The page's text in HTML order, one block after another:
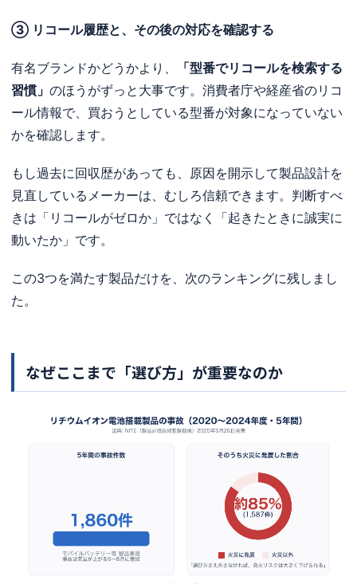
③ リコール履歴と、その後の対応を確認する
有名ブランドかどうかより、
「型番でリコールを検索する
習慣」 のほうがずっと大事です。消費者庁や経産省のリコ
ール情報で、買おうとしている型番が対象になっていない
かを確認します。
もし過去に回収歴があっても、原因を開示して製品設計を
見直しているメーカーは、むしろ信頼できます。判断すべ
きは「リコールがゼロか」ではなく「起きたときに誠実に
動いたか」です。
この3つを満たす製品だけを、次のランキングに残しまし
た。
なぜここまで「選び方」が重要なのか